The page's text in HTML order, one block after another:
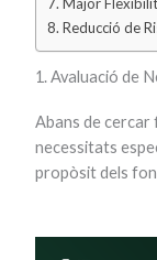
Reducció de
1. Avaluació de
Abans de cercar
necessitats
propòsit dels